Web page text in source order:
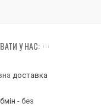
У НАС:
доставка
- без